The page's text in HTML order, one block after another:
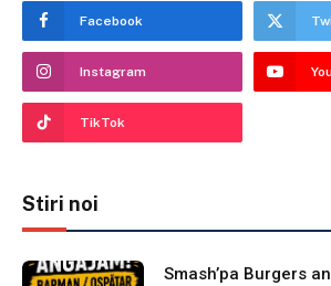
Facebook
Instagram
TikTok
Stiri noi
Smash’pa Burgers